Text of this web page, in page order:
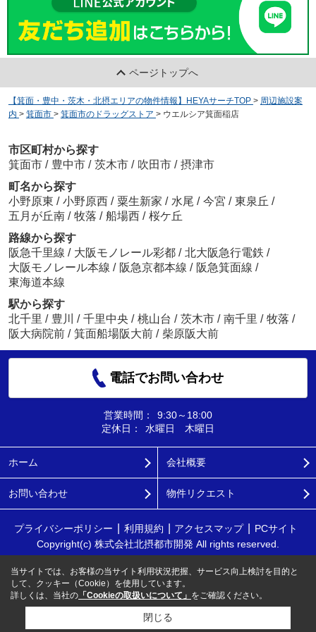
ページトップへ
【箕面・豊中・茨木・北摂エリアの物件情報】HEYAサーチTOP > 周辺施設案
内 > 箕面市 > 箕面市のドラッグストア > ウエルシア箕面稲店
市区町村から探す
箕面市 / 豊中市 / 茨木市 / 吹田市 / 摂津市
町名から探す
小野原東 / 小野原西 / 粟生新家 / 水尾 / 今宮 / 東泉丘 /
五月が丘南 / 牧落 / 船場西 / 桜ケ丘
路線から探す
阪急千里線 / 大阪モノレール彩都 / 北大阪急行電鉄 /
大阪モノレール本線 / 阪急京都本線 / 阪急箕面線 /
東海道本線
駅から探す
北千里 / 豊川 / 千里中央 / 桃山台 / 茨木市 / 南千里 / 牧落 /
阪大病院前 / 箕面船場阪大前 / 柴原阪大前
電話でお問い合わせ
営業時間：
9:30～18:00
定休日：
水曜日 木曜日
ホーム 会社概要
お問い合わせ 物件リクエスト
プライバシーポリシー 利用規約 アクセスマップ
PCサイト
Copyright(c) 株式会社北摂都市開発 All rights reserved.
当サイトでは、お客様の当サイト利用状況把握、サービス向上検討を目的と
して、クッキー（Cookie）を使用しています。
詳しくは、当社の 「Cookieの取扱いについて」 をご確認ください。
閉じる